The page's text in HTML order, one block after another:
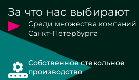
За что нас выбирают
Среди множества компаний
Санкт-Петербурга
Собственное стекольное
производство